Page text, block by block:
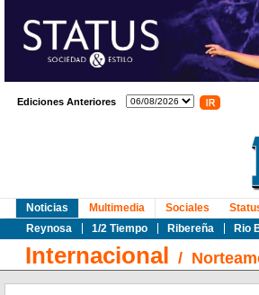
Ediciones Anteriores
Noticias
Reynosa
1/2 Tiempo Ribereña Rio
Multimedia Sociales
Internacional /